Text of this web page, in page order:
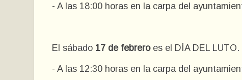
- A las 18:00 horas en la carpa del
El sábado 17 de febreroes el DÍA DEL LUTO.
- A las 12:30 horas en la carpa del